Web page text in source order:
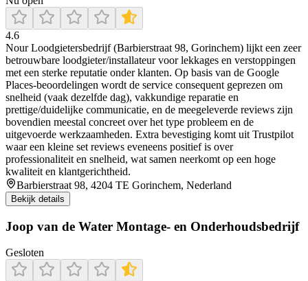
4.6
Nour Loodgietersbedrijf (Barbierstraat 98, Gorinchem) lijkt een zeer
betrouwbare loodgieter/installateur voor lekkages en verstoppingen
met een sterke reputatie onder klanten. Op basis van de Google
Places-beoordelingen wordt de service consequent geprezen om
snelheid (vaak dezelfde dag), vakkundige reparatie en
prettige/duidelijke communicatie, en de meegeleverde reviews zijn
bovendien meestal concreet over het type probleem en de
uitgevoerde werkzaamheden. Extra bevestiging komt uit Trustpilot
waar een kleine set reviews eveneens positief is over
professionaliteit en snelheid, wat samen neerkomt op een hoge
kwaliteit en klantgerichtheid.
Barbierstraat 98, 4204 TE Gorinchem, Nederland
Bekijk details
Joop van de Water Montage- en Onderhoudsbedrijf
Gesloten